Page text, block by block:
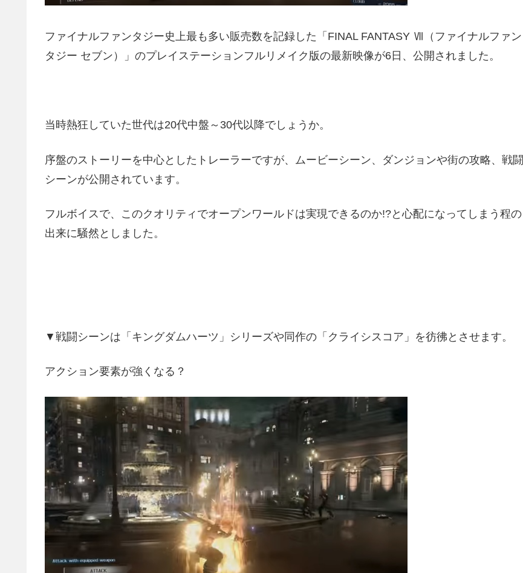
ファイナルファンタジー史上最も多い販売数を記録した「FINAL FANTASY Ⅶ（ファイナルファン
タジー セブン）」のプレイステーションフルリメイク版の最新映像が6日、公開されました。
当時熱狂していた世代は20代中盤～30代以降でしょうか。
序盤のストーリーを中心としたトレーラーですが、ムービーシーン、ダンジョンや街の攻略、戦闘
シーンが公開されています。
フルボイスで、このクオリティでオープンワールドは実現できるのか!?と心配になってしまう程の
出来に騒然としました。
▼戦闘シーンは「キングダムハーツ」シリーズや同作の「クライシスコア」を彷彿とさせます。
アクション要素が強くなる？